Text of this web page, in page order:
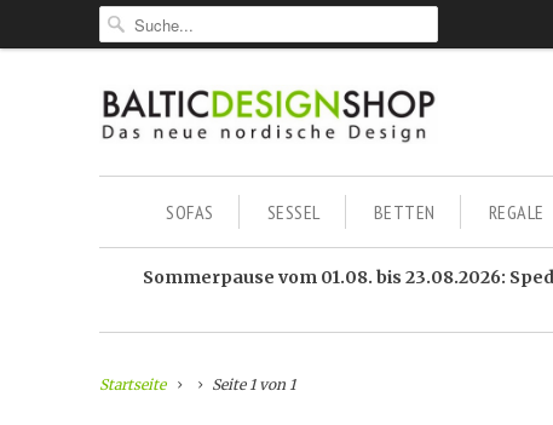
SOFAS SESSEL BETTEN REGALE
Sommerpause vom 01.08. bis 23.08.2026:
Startseite Seite 1 von 1